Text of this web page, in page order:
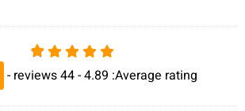
Average rating:
4.89 -
44
reviews
-